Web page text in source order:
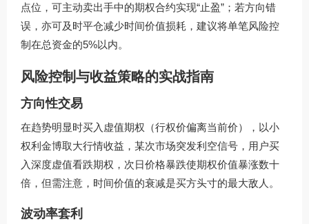
点位，可主动卖出手中的期权合约实现“止盈”；若方向错
误，亦可及时平仓减少时间价值损耗，建议将单笔风险控
制在总资金的5%以内。
风险控制与收益策略的实战指南
方向性交易
在趋势明显时买入虚值期权（行权价偏离当前价），以小
权利金博取大行情收益，某次市场突发利空信号，用户买
入深度虚值看跌期权，次日价格暴跌使期权价值暴涨数十
倍，但需注意，时间价值的衰减是买方头寸的最大敌人。
波动率套利